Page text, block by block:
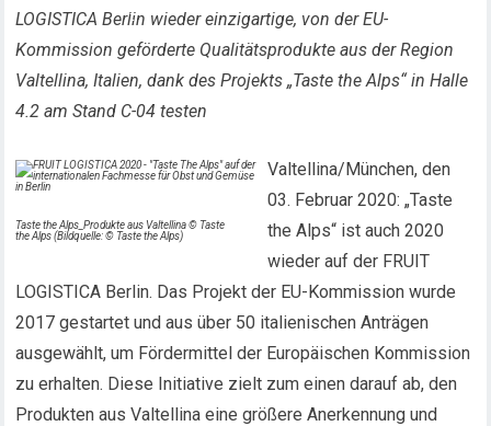
LOGISTICA Berlin wieder einzigartige, von der EU-
Kommission geförderte Qualitätsprodukte aus der Region
Valtellina, Italien, dank des Projekts „Taste the Alps“ in Halle
4.2 am Stand C-04 testen
Taste the Alps_Produkte aus Valtellina © Taste
the Alps (Bildquelle: © Taste the Alps)
Valtellina/München, den
03. Februar 2020: „Taste
the Alps“ ist auch 2020
wieder auf der FRUIT
LOGISTICA Berlin. Das Projekt der EU-Kommission wurde
2017 gestartet und aus über 50 italienischen Anträgen
ausgewählt, um Fördermittel der Europäischen Kommission
zu erhalten. Diese Initiative zielt zum einen darauf ab, den
Produkten aus Valtellina eine größere Anerkennung und